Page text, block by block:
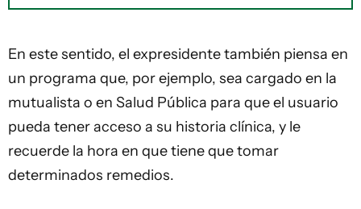
En este sentido, el expresidente también piensa en
un programa que, por ejemplo, sea cargado en la
mutualista o en Salud Pública para que el usuario
pueda tener acceso a su historia clínica, y le
recuerde la hora en que tiene que tomar
determinados remedios.